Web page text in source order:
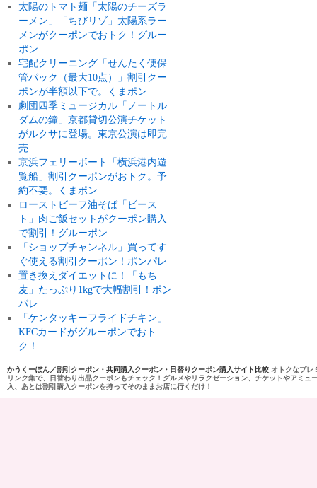
太陽のトマト麺「太陽のチーズラ
ーメン」「ちびリゾ」太陽系ラー
メンがクーポンでおトク！グルー
ポン
宅配クリーニング「せんたく便保
管パック（最大10点）」割引クー
ポンが半額以下で。くまポン
劇団四季ミュージカル「ノートル
ダムの鐘」京都貸切公演チケット
がルクサに登場。東京公演は即完
売
京浜フェリーボート「横浜港内遊
覧船」割引クーポンがおトク。予
約不要。くまポン
ローストビーフ油そば「ビース
ト」肉ご飯セットがクーポン購入
で割引！グルーポン
「ショップチャンネル」買ってす
ぐ使える割引クーポン！ポンパレ
置き換えダイエットに！「もち
麦」たっぷり1kgで大幅割引！ポン
パレ
「ケンタッキーフライドチキン」
KFCカードがグルーポンでおト
ク！
かうくーぽん／割引クーポン・共同購入クーポン・日替りクーポン購入サイト比較 オトクなプレ
リンク集で、日替わり出品クーポンもチェック！グルメやリラクゼーション、チケットやアミ
入、あとは割引購入クーポンを持ってそのままお店に行くだけ！